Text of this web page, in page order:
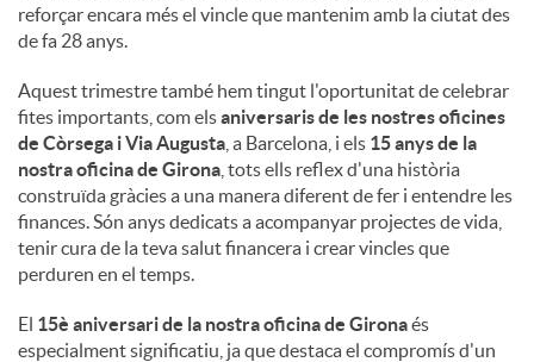
reforçar encara més el vincle que mantenim amb la ciutat des
de fa 28 anys.
Aquest trimestre també hem tingut l'oportunitat de celebrar
fites importants, com elsaniversaris de les nostres oficines
de Còrsega i Via Augusta , a Barcelona, ​​i els 15 anys de la
nostra oficina de Girona , tots ells reflex d'una història
construïda gràcies a una manera diferent de fer i entendre les
finances. Són anys dedicats a acompanyar projectes de vida,
tenir cura de la teva salut financera i crear vincles que
perduren en el temps.
El 15è aniversari de la nostra oficina de Gironaés
especialment significatiu, ja que destaca el compromís d'un